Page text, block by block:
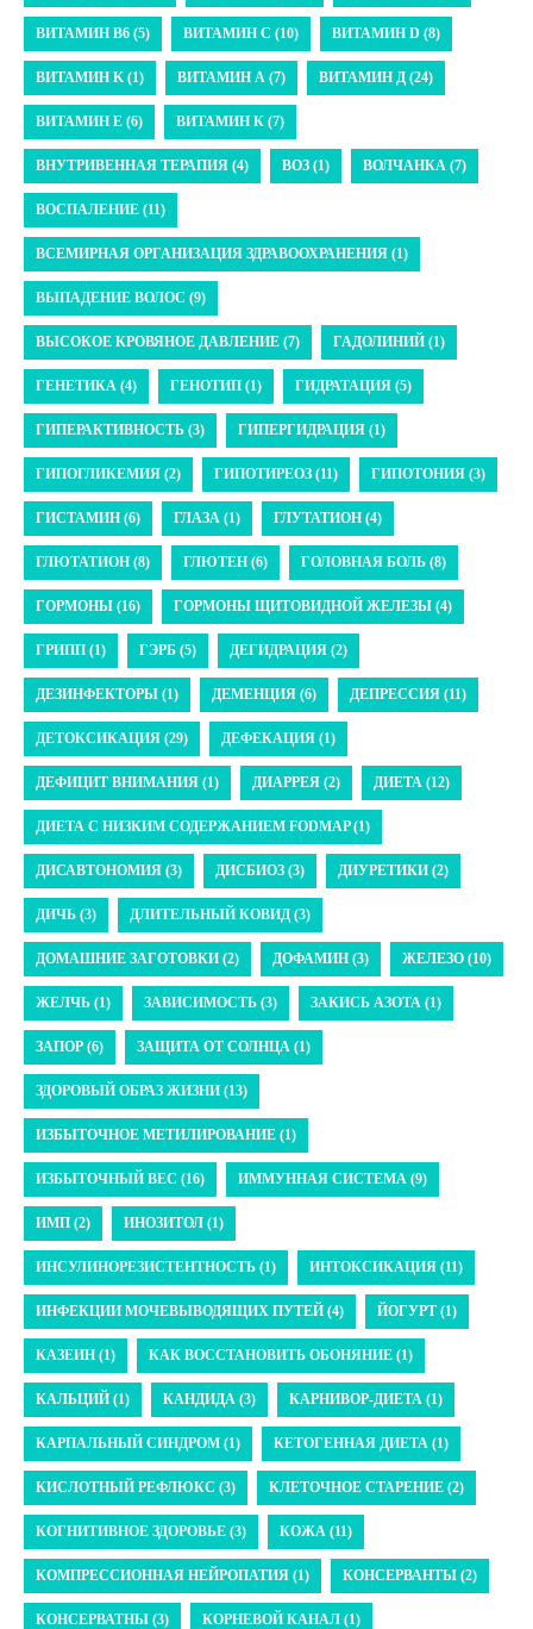
ВИТАМИН B6 (5) ВИТАМИН C (10) ВИТАМИН D (8)
ВИТАМИН K (1) ВИТАМИН А (7) ВИТАМИН Д (24)
ВИТАМИН Е (6) ВИТАМИН К (7)
ВНУТРИВЕННАЯ ТЕРАПИЯ (4) ВОЗ (1) ВОЛЧАНКА (7)
ВОСПАЛЕНИЕ (11)
ВСЕМИРНАЯ ОРГАНИЗАЦИЯ ЗДРАВООХРАНЕНИЯ (1)
ВЫПАДЕНИЕ ВОЛОС (9)
ВЫСОКОЕ КРОВЯНОЕ ДАВЛЕНИЕ (7) ГАДОЛИНИЙ (1)
ГЕНЕТИКА (4) ГЕНОТИП (1) ГИДРАТАЦИЯ (5)
ГИПЕРАКТИВНОСТЬ (3) ГИПЕРГИДРАЦИЯ (1)
ГИПОГЛИКЕМИЯ (2) ГИПОТИРЕОЗ (11) ГИПОТОНИЯ (3)
ГИСТАМИН (6) ГЛАЗА (1) ГЛУТАТИОН (4)
ГЛЮТАТИОН (8) ГЛЮТЕН (6) ГОЛОВНАЯ БОЛЬ (8)
ГОРМОНЫ (16) ГОРМОНЫ ЩИТОВИДНОЙ ЖЕЛЕЗЫ (4)
ГРИПП (1) ГЭРБ (5) ДЕГИДРАЦИЯ (2)
ДЕЗИНФЕКТОРЫ (1) ДЕМЕНЦИЯ (6) ДЕПРЕССИЯ (11)
ДЕТОКСИКАЦИЯ (29) ДЕФЕКАЦИЯ (1)
ДЕФИЦИТ ВНИМАНИЯ (1) ДИАРРЕЯ (2) ДИЕТА (12)
ДИЕТА С НИЗКИМ СОДЕРЖАНИЕМ FODMAP (1)
ДИСАВТОНОМИЯ (3) ДИСБИОЗ (3) ДИУРЕТИКИ (2)
ДИЧЬ (3) ДЛИТЕЛЬНЫЙ КОВИД (3)
ДОМАШНИЕ ЗАГОТОВКИ (2) ДОФАМИН (3) ЖЕЛЕЗО (10)
ЖЕЛЧЬ (1) ЗАВИСИМОСТЬ (3) ЗАКИСЬ АЗОТА (1)
ЗАПОР (6) ЗАЩИТА ОТ СОЛНЦА (1)
ЗДОРОВЫЙ ОБРАЗ ЖИЗНИ (13)
ИЗБЫТОЧНОЕ МЕТИЛИРОВАНИЕ (1)
ИЗБЫТОЧНЫЙ ВЕС (16) ИММУННАЯ СИСТЕМА (9)
ИМП (2) ИНОЗИТОЛ (1)
ИНСУЛИНОРЕЗИСТЕНТНОСТЬ (1) ИНТОКСИКАЦИЯ (11)
ИНФЕКЦИИ МОЧЕВЫВОДЯЩИХ ПУТЕЙ (4) ЙОГУРТ (1)
КАЗЕИН (1) КАК ВОССТАНОВИТЬ ОБОНЯНИЕ (1)
КАЛЬЦИЙ (1) КАНДИДА (3) КАРНИВОР-ДИЕТА (1)
КАРПАЛЬНЫЙ СИНДРОМ (1) КЕТОГЕННАЯ ДИЕТА (1)
КИСЛОТНЫЙ РЕФЛЮКС (3) КЛЕТОЧНОЕ СТАРЕНИЕ (2)
КОГНИТИВНОЕ ЗДОРОВЬЕ (3) КОЖА (11)
КОМПРЕССИОННАЯ НЕЙРОПАТИЯ (1) КОНСЕРВАНТЫ (2)
КОНСЕРВАТНЫ (3) КОРНЕВОЙ КАНАЛ (1)